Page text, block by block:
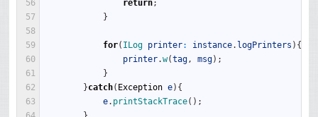
56
57
58
59
60
61
62
63
return;
}
for( ILog printer: instance. logPrinters ) {
printer.w(tag, msg) ;
}
}catch( Exception e) {
e. printStackTrace( ) ;